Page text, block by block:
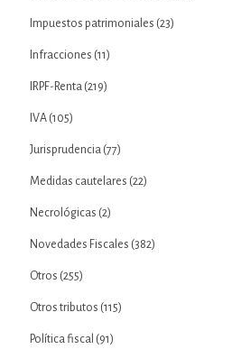
Impuestos patrimoniales (23)
Infracciones (11)
IRPF-Renta (219)
IVA (105)
Jurisprudencia (77)
Medidas cautelares (22)
Necrológicas (2)
Novedades Fiscales (382)
Otros (255)
Otros tributos (115)
Política fiscal (91)